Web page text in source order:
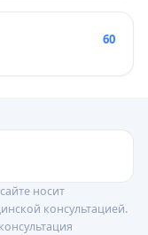
60
носит
консультацией.